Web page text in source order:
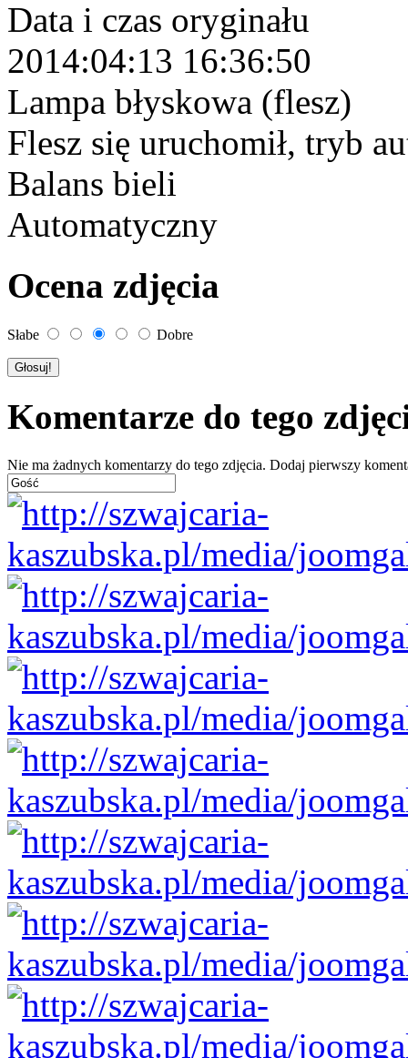
Data i czas oryginału
2014:04:13 16:36:50
Lampa błyskowa (flesz)
Flesz się uruchomił, tryb
Balans bieli
Automatyczny
Ocena zdjęcia
Słabe Dobre
Komentarze do tego
Nie ma żadnych komentarzy do tego zdjęcia. Dodaj pierwszy